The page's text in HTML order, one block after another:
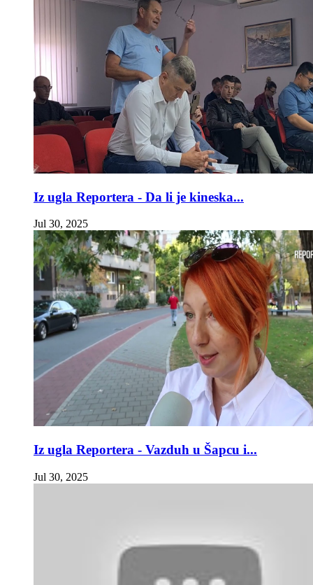
Iz ugla Reportera - Da li je kineska...
Jul 30, 2025
Iz ugla Reportera - Vazduh u Šapcu i...
Jul 30, 2025